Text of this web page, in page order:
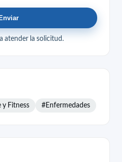
atender la solicitud.
y Fitness #Enfermedades